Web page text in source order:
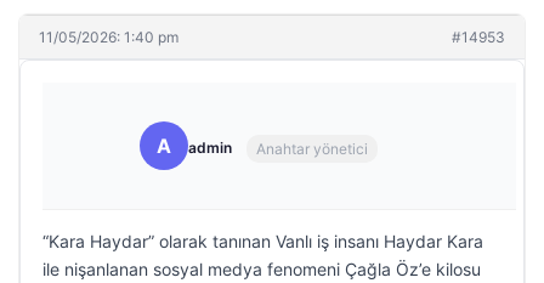
11/05/2026: 1:40 pm #14953
A admin Anahtar yönetici
“Kara Haydar” olarak tanınan Vanlı iş insanı Haydar Kara
ile nişanlanan sosyal medya fenomeni Çağla Öz’e kilosu